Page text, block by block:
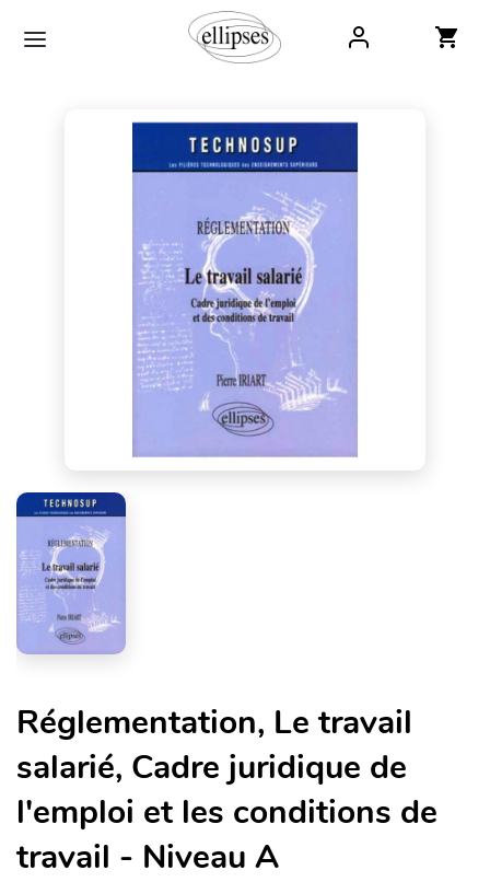
Réglementation, Le travail
salarié, Cadre juridique de
l'emploi et les conditions de
travail - Niveau A